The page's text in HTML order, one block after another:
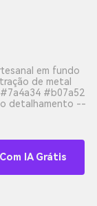
em fundo
de metal
#b07a52
detalhamento --
IA Grátis